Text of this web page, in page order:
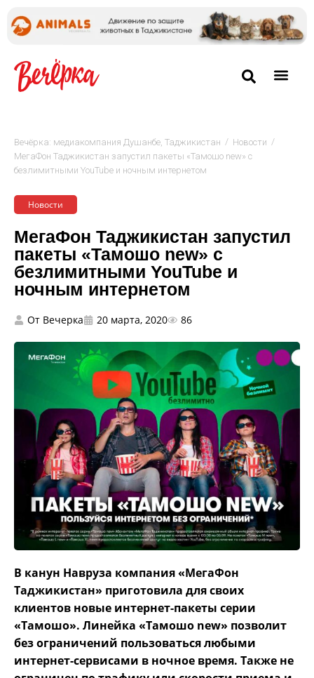
Вечёрка: медиакомпания Душанбе, Таджикистан / Новости /
МегаФон Таджикистан запустил пакеты «Тамошо new» с
безлимитными YouTube и ночным интернетом
Новости
МегаФон Таджикистан запустил
пакеты «Тамошо new» с
безлимитными YouTube и
ночным интернетом
От Вечерка 20 марта, 2020 86
В канун Навруза компания «МегаФон
Таджикистан» приготовила для своих
клиентов новые интернет-пакеты серии
«Тамошо». Линейка «Тамошо new» позволит
без ограничений пользоваться любыми
интернет-сервисами в ночное время. Также не